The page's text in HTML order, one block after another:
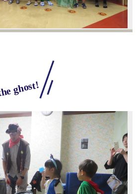
ーティがはじまるよ！
ghost!